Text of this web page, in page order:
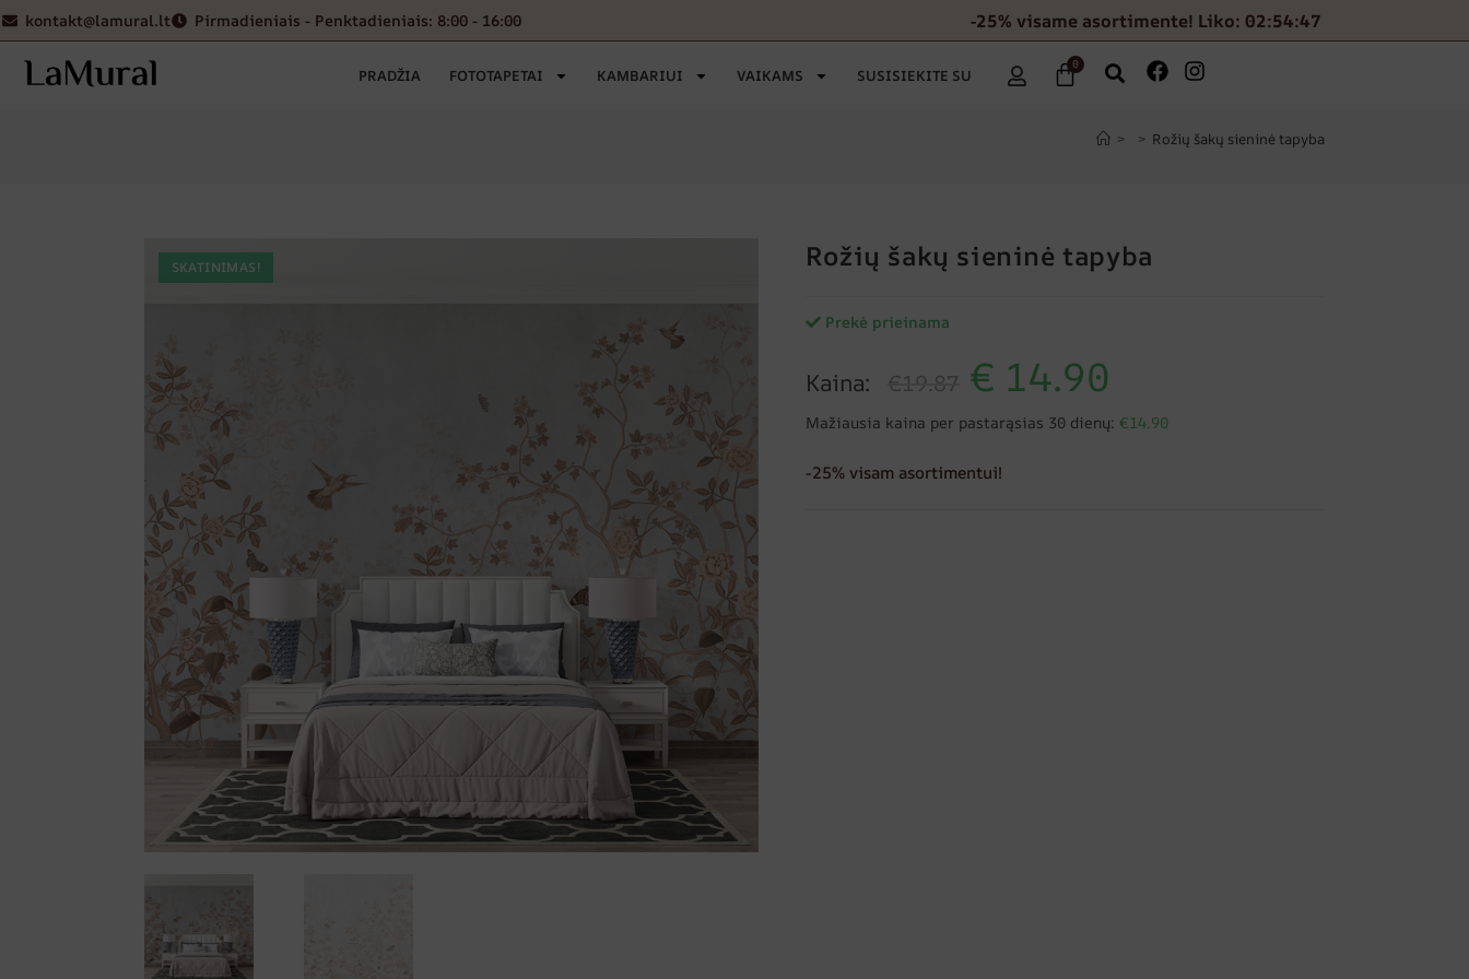
kontakt@lamural.lt Pirmadieniais - Penktadieniais: 8:00 - 16:00 -25% visame asortimente! Liko: 02:54:46
PRADŽIA FOTOTAPETAI KAMBARIUI VAIKAMS SUSISIEKITE SU
0
> > Rožių šakų sieninė tapyba
SKATINIMAS! Rožių šakų sieninė tapyba
Prekė prieinama
Kaina: €19.87 € 14.90
Mažiausia kaina per pastarąsias 30 dienų: €14.90
-25% visam asortimentui!